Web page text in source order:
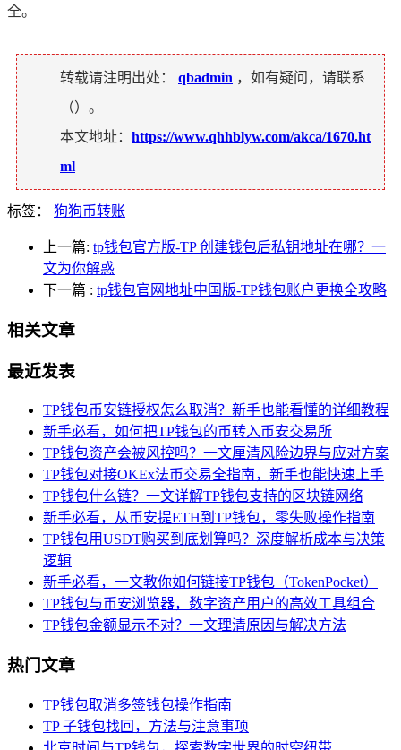
全。
转载请注明出处： qbadmin ，如有疑问，请联系
（）。
本文地址： https://www.qhhblyw.com/akca/1670.ht
ml
标签： 狗狗币转账
上一篇: tp钱包官方版-TP 创建钱包后私钥地址在哪？一
文为你解惑
下一篇 : tp钱包官网地址中国版-TP钱包账户更换全攻略
相关文章
最近发表
TP钱包币安链授权怎么取消？新手也能看懂的详细教程
新手必看，如何把TP钱包的币转入币安交易所
TP钱包资产会被风控吗？一文厘清风险边界与应对方案
TP钱包对接OKEx法币交易全指南，新手也能快速上手
TP钱包什么链？一文详解TP钱包支持的区块链网络
新手必看，从币安提ETH到TP钱包，零失败操作指南
TP钱包用USDT购买到底划算吗？深度解析成本与决策
逻辑
新手必看，一文教你如何链接TP钱包（TokenPocket）
TP钱包与币安浏览器，数字资产用户的高效工具组合
TP钱包金额显示不对？一文理清原因与解决方法
热门文章
TP钱包取消多签钱包操作指南
TP 子钱包找回，方法与注意事项